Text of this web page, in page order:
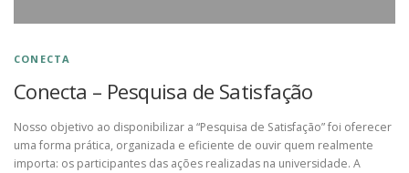
CONECTA
Conecta – Pesquisa de Satisfação
Nosso objetivo ao disponibilizar a “Pesquisa de Satisfação” foi oferecer
uma forma prática, organizada e eficiente de ouvir quem realmente
importa: os participantes das ações realizadas na universidade. A